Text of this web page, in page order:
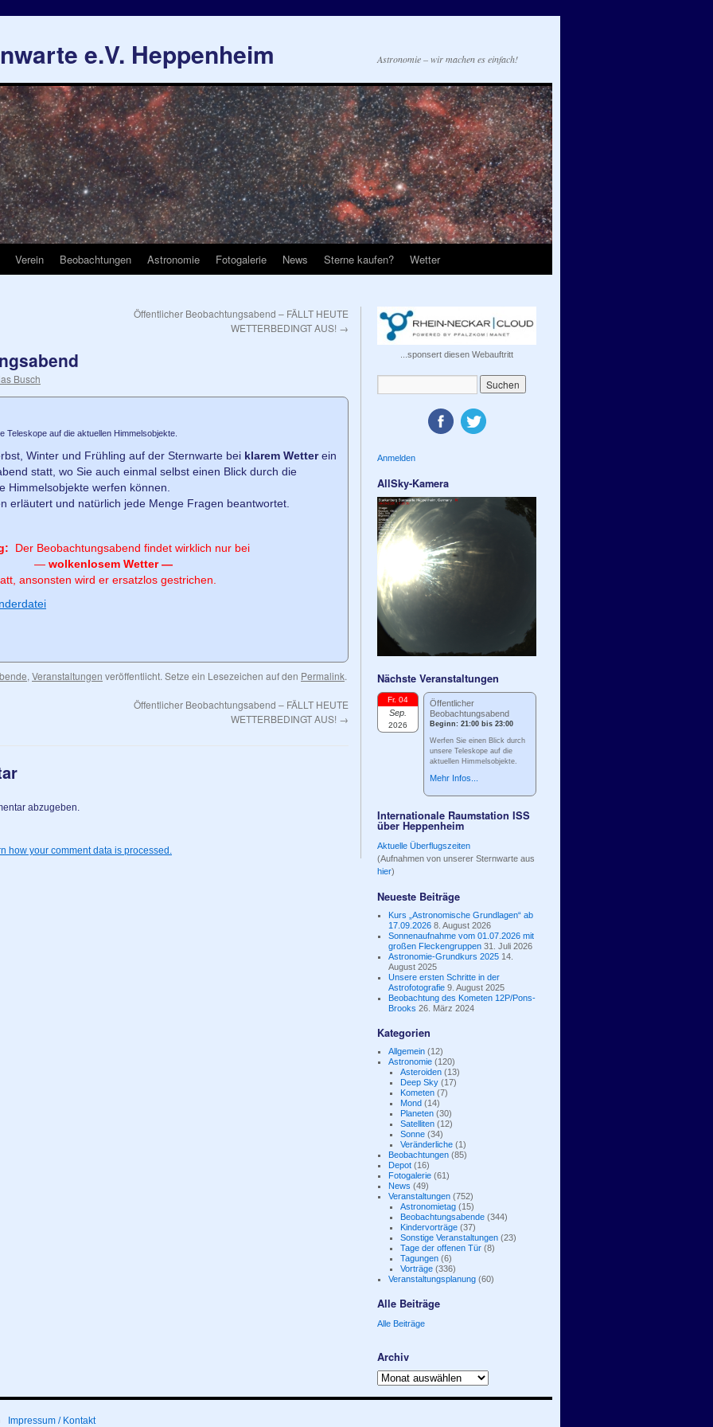
e.V. Heppenheim Astronomie – wir machen es einfach!
Verein Beobachtungen Astronomie Fotogalerie News Sterne kaufen? Wetter
Öffentlicher Beobachtungsabend – FÄLLT HEUTE
WETTERBEDINGT AUS! →
Busch
Teleskope auf die aktuellen Himmelsobjekte.
Winter und Frühling auf der Sternwarte bei klarem Wetterein
statt, wo Sie auch einmal selbst einen Blick durch die
Himmelsobjekte werfen können.
erläutert und natürlich jede Menge Fragen beantwortet.
Der Beobachtungsabend findet wirklich nur bei
— wolkenlosem Wetter —
ansonsten wird er ersatzlos gestrichen.
, Veranstaltungen veröffentlicht. Setze ein Lesezeichen auf den Permalink.
Öffentlicher Beobachtungsabend – FÄLLT HEUTE
WETTERBEDINGT AUS! →
abzugeben.
how your comment data is processed.
...sponsert diesen Webauftritt
Anmelden
AllSky-Kamera
Nächste Veranstaltungen
Fr. 04
Sep.
2026
Öffentlicher
Beobachtungsabend
Beginn: 21:00 bis 23:00
Werfen Sie einen Blick durch
unsere Teleskope auf die
aktuellen Himmelsobjekte.
Mehr Infos...
Internationale Raumstation ISS
über Heppenheim
Aktuelle Überflugszeiten
(Aufnahmen von unserer Sternwarte aus
hier)
Neueste Beiträge
Kurs „Astronomische Grundlagen“ ab
17.09.2026 8. August 2026
Sonnenaufnahme vom 01.07.2026 mit
großen Fleckengruppen 31. Juli 2026
Astronomie-Grundkurs 2025 14.
August 2025
Unsere ersten Schritte in der
Astrofotografie 9. August 2025
Beobachtung des Kometen 12P/Pons-
Brooks 26. März 2024
Kategorien
Allgemein (12)
Astronomie (120)
Asteroiden(13)
Deep Sky(17)
Kometen(7)
Mond(14)
Planeten(30)
Satelliten(12)
Sonne(34)
Veränderliche(1)
Beobachtungen (85)
Depot (16)
Fotogalerie (61)
News (49)
Veranstaltungen (752)
Astronomietag(15)
Beobachtungsabende(344)
Kindervorträge(37)
Sonstige Veranstaltungen(23)
Tage der offenen Tür(8)
Tagungen(6)
Vorträge(336)
Veranstaltungsplanung (60)
Alle Beiträge
Alle Beiträge
Archiv
Archiv
Impressum / Kontakt